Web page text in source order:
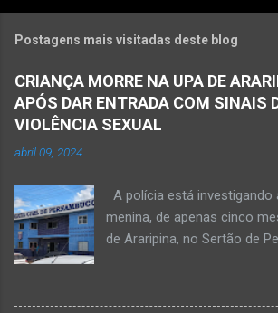
Postagens mais visitadas deste blog
CRIANÇA MORRE NA UPA DE
APÓS DAR ENTRADA COM SINAIS
VIOLÊNCIA SEXUAL
abril 09, 2024
A polícia está investigando
menina, de apenas cinco
de Araripina, no Sertão de
morte a esclarecer”. A PM
feira (8), foi acionada para